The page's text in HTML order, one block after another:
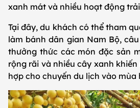
xanh mát và nhiều hoạt động
Tại đây, du khách có thể tham
làm bánh dân gian Nam Bộ,
thưởng thức các món đặc sản
rộng rãi và nhiều cây xanh
hợp cho chuyến du lịch vào mùa